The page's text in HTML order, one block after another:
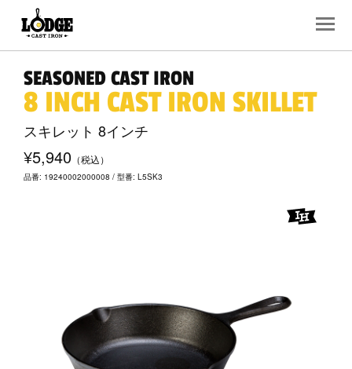
SEASONED CAST IRON
8 INCH CAST IRON SKILLET
スキレット 8インチ
¥5,940 （税込）
品番: 19240002000008 / 型番: L5SK3